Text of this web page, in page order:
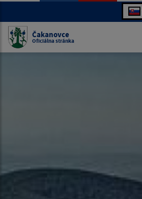
Čakanovce
Oficiálna stránka